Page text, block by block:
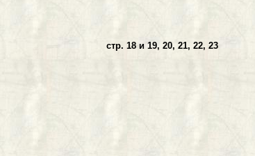
СЕТЬ стр. 18 и 19, 20, 21, 22, 23